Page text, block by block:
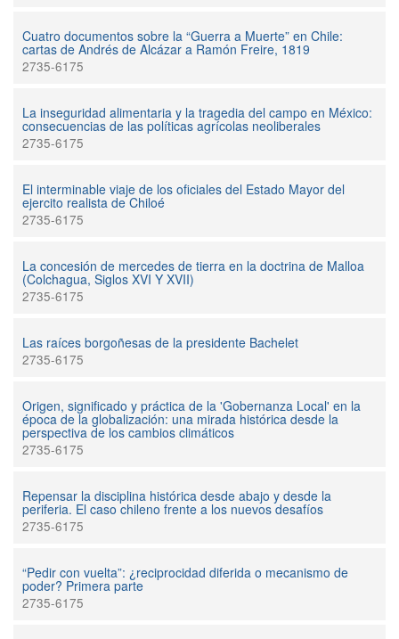
Cuatro documentos sobre la “Guerra a Muerte” en Chile:
cartas de Andrés de Alcázar a Ramón Freire, 1819
2735-6175
La inseguridad alimentaria y la tragedia del campo en México:
consecuencias de las políticas agrícolas neoliberales
2735-6175
El interminable viaje de los oficiales del Estado Mayor del
ejercito realista de Chiloé
2735-6175
La concesión de mercedes de tierra en la doctrina de Malloa
(Colchagua, Siglos XVI Y XVII)
2735-6175
Las raíces borgoñesas de la presidente Bachelet
2735-6175
Origen, significado y práctica de la 'Gobernanza Local' en la
época de la globalización: una mirada histórica desde la
perspectiva de los cambios climáticos
2735-6175
Repensar la disciplina histórica desde abajo y desde la
periferia. El caso chileno frente a los nuevos desafíos
2735-6175
“Pedir con vuelta”: ¿reciprocidad diferida o mecanismo de
poder? Primera parte
2735-6175